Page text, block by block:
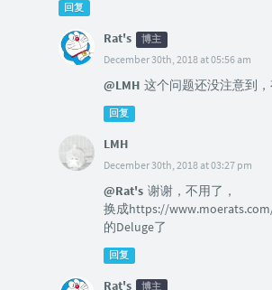
回复
Rat's 博主
December 30th, 2018 at 05:56 am
@LMH 这个问题还没注意到，
回复
LMH
December 30th, 2018 at 03:27 pm
@Rat's 谢谢，不用了，
换成https://
的Deluge了
回复
Rat's 博主